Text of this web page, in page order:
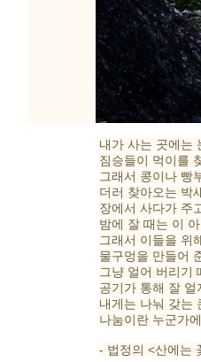
내가 사는 곳에는
짐승들이 먹이를
그래서 콩이나 빵
더러 찾아오는 박
장에서 사다가 주
밤에 잘 때는 이
그래서 이들을 위
물구멍을 만들어
그냥 얼어 버리기
공기가 통해 잘
내게는 나눠 갖는
나눔이란 누군가
- 법정의 <산에는